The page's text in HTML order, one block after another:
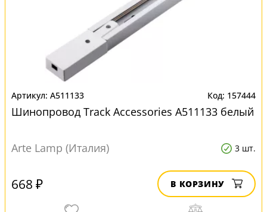
A511133 157444
Шинопровод Track Accessories A511133 белый
Arte Lamp (Италия) 3 шт.
668 ₽ В КОРЗИНУ